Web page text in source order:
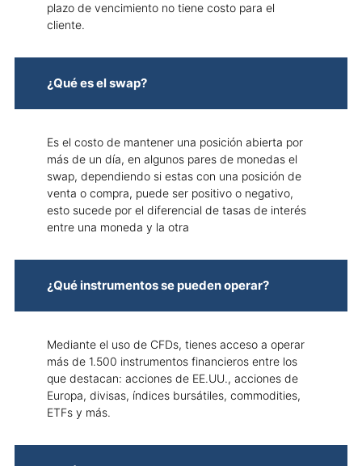
plazo de vencimiento no tiene costo para el
cliente.
¿Qué es el swap?
Es el costo de mantener una posición abierta por
más de un día, en algunos pares de monedas el
swap, dependiendo si estas con una posición de
venta o compra, puede ser positivo o negativo,
esto sucede por el diferencial de tasas de interés
entre una moneda y la otra
¿Qué instrumentos se pueden operar?
Mediante el uso de CFDs, tienes acceso a operar
más de 1.500 instrumentos financieros entre los
que destacan: acciones de EE.UU., acciones de
Europa, divisas, índices bursátiles, commodities,
ETFs y más.